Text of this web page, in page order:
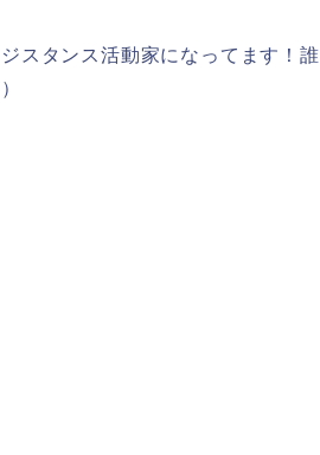
スタンス活動家になってます！誰